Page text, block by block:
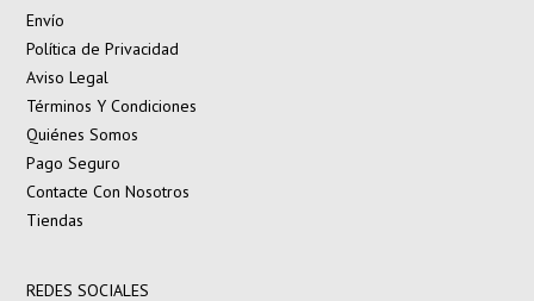
Envío
Política de Privacidad
Aviso Legal
Términos Y Condiciones
Quiénes Somos
Pago Seguro
Contacte Con Nosotros
Tiendas
REDES SOCIALES